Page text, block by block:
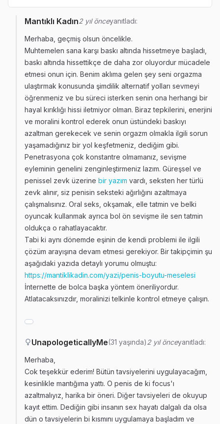
Mantıklı Kadın2 yıl önceyanıtladı:
Merhaba, geçmiş olsun öncelikle.
Muhtemelen sana karşı baskı altında hissetmeye başladı,
baskı altında hissettikçe de daha zor oluyordur mücadele
etmesi onun için. Benim aklıma gelen şey seni orgazma
ulaştırmak konusunda şimdilik alternatif yolları sevmeyi
öğrenmeniz ve bu süreci isterken senin ona herhangi bir
hayal kırıklığı hissi iletmiyor olman. Biraz tepkilerini, enerjini
ve moralini kontrol ederek onun üstündeki baskıyı
azaltman gerekecek ve senin orgazm olmakla ilgili sorun
yaşamadığınız bir yol keşfetmeniz, dediğim gibi.
Penetrasyona çok konstantre olmamanız, sevişme
eyleminin genelini zenginleştirmeniz lazım. Güreşsel ve
penissel zevk üzerine bir yazım vardı, seksten her türlü
zevk alınır, siz penisin seksteki ağırlığını azaltmaya
çalışmalısınız. Oral seks, okşamak, elle tatmin ve belki
oyuncak kullanmak ayrıca bol ön sevişme ile sen tatmin
oldukça o rahatlayacaktır.
Tabi ki aynı dönemde eşinin de kendi problemi ile ilgili
çözüm arayışına devam etmesi gerekiyor. Bir takipçimin şu
aşağıdaki yazıda detaylı yorumu olmuştu:
https://mantiklikadin.com/yazi/penis-boyutu-meselesi
İnternette de bolca başka yöntem öneriliyordur.
Atlatacaksınızdır, moralinizi telkinle kontrol etmeye çalışın.
UnapologeticallyMe(31 yaşında)2 yıl önceyanıtladı:
Merhaba,
Cok teşekkür ederim! Bütün tavsiyelerini uygulayacağım,
kesinlikle mantığıma yattı. O penis de ki focus'ı
azaltmalıyız, harika bir öneri. Diğer tavsiyeleri de okuyup
kayıt ettim. Dediğin gibi insanın sex hayatı dalgalı da olsa
dün o tavsiyelerin bi kısmını uygulamaya başladım ve